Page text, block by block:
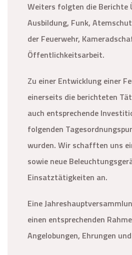
Weiters folgten die Berichte
Ausbildung, Funk,
der Feuerwehr,
Öffentlichkeitsarbeit.
Zu einer Entwicklung einer
einerseits die berichteten
auch entsprechende
folgenden
wurden. Wir schafften uns
sowie neue
Einsatztätigkeiten an.
Eine
einen entsprechenden
Angelobungen, Ehrungen